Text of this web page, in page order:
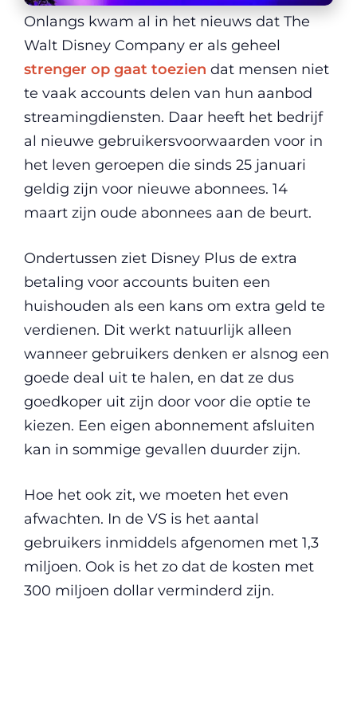
Onlangs kwam al in het nieuws dat The
Walt Disney Company er als geheel
strenger op gaat toezien dat mensen niet
te vaak accounts delen van hun aanbod
streamingdiensten. Daar heeft het bedrijf
al nieuwe gebruikersvoorwaarden voor in
het leven geroepen die sinds 25 januari
geldig zijn voor nieuwe abonnees. 14
maart zijn oude abonnees aan de beurt.
Ondertussen ziet Disney Plus de extra
betaling voor accounts buiten een
huishouden als een kans om extra geld te
verdienen. Dit werkt natuurlijk alleen
wanneer gebruikers denken er alsnog een
goede deal uit te halen, en dat ze dus
goedkoper uit zijn door voor die optie te
kiezen. Een eigen abonnement afsluiten
kan in sommige gevallen duurder zijn.
Hoe het ook zit, we moeten het even
afwachten. In de VS is het aantal
gebruikers inmiddels afgenomen met 1,3
miljoen. Ook is het zo dat de kosten met
300 miljoen dollar verminderd zijn.